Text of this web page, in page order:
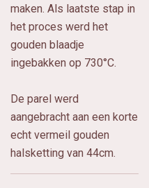
maken. Als laatste stap in
het proces werd het
gouden blaadje
ingebakken op 730°C.
De parel werd
aangebracht aan een korte
echt vermeil gouden
halsketting van 44cm.